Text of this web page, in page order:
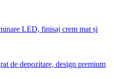
LED, finisaj crem mat și
de depozitare, design premium